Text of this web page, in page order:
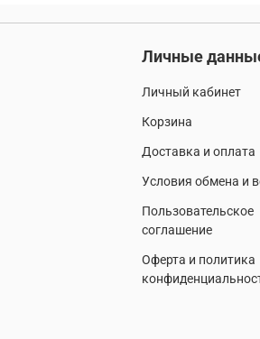
Личные
Личный кабинет
Корзина
Доставка и оплата
Условия обмена и
Пользовательское
соглашение
Оферта и политика